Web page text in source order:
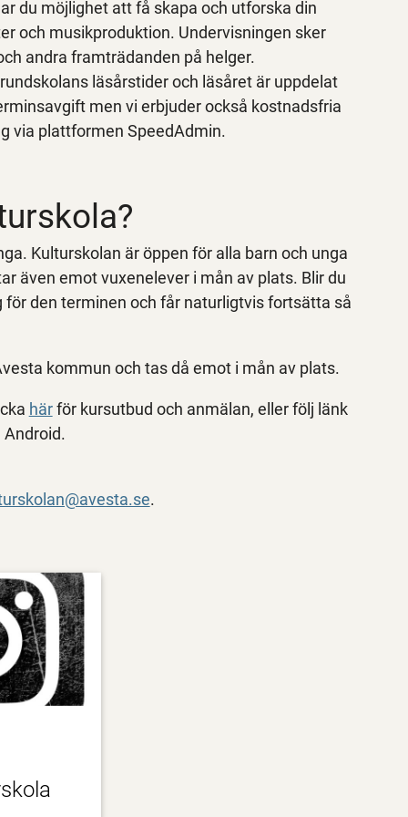
du möjlighet att få skapa och utforska din
och musikproduktion. Undervisningen sker
andra framträdanden på helger.
läsårstider och läsåret är uppdelat
men vi erbjuder också kostnadsfria
via plattformen SpeedAdmin.
Kulturskolan är öppen för alla barn och unga
även emot vuxenelever i mån av plats. Blir du
den terminen och får naturligtvis fortsätta så
kommun och tas då emot i mån av plats.
härför kursutbud och anmälan, eller följ länk
Android.
.